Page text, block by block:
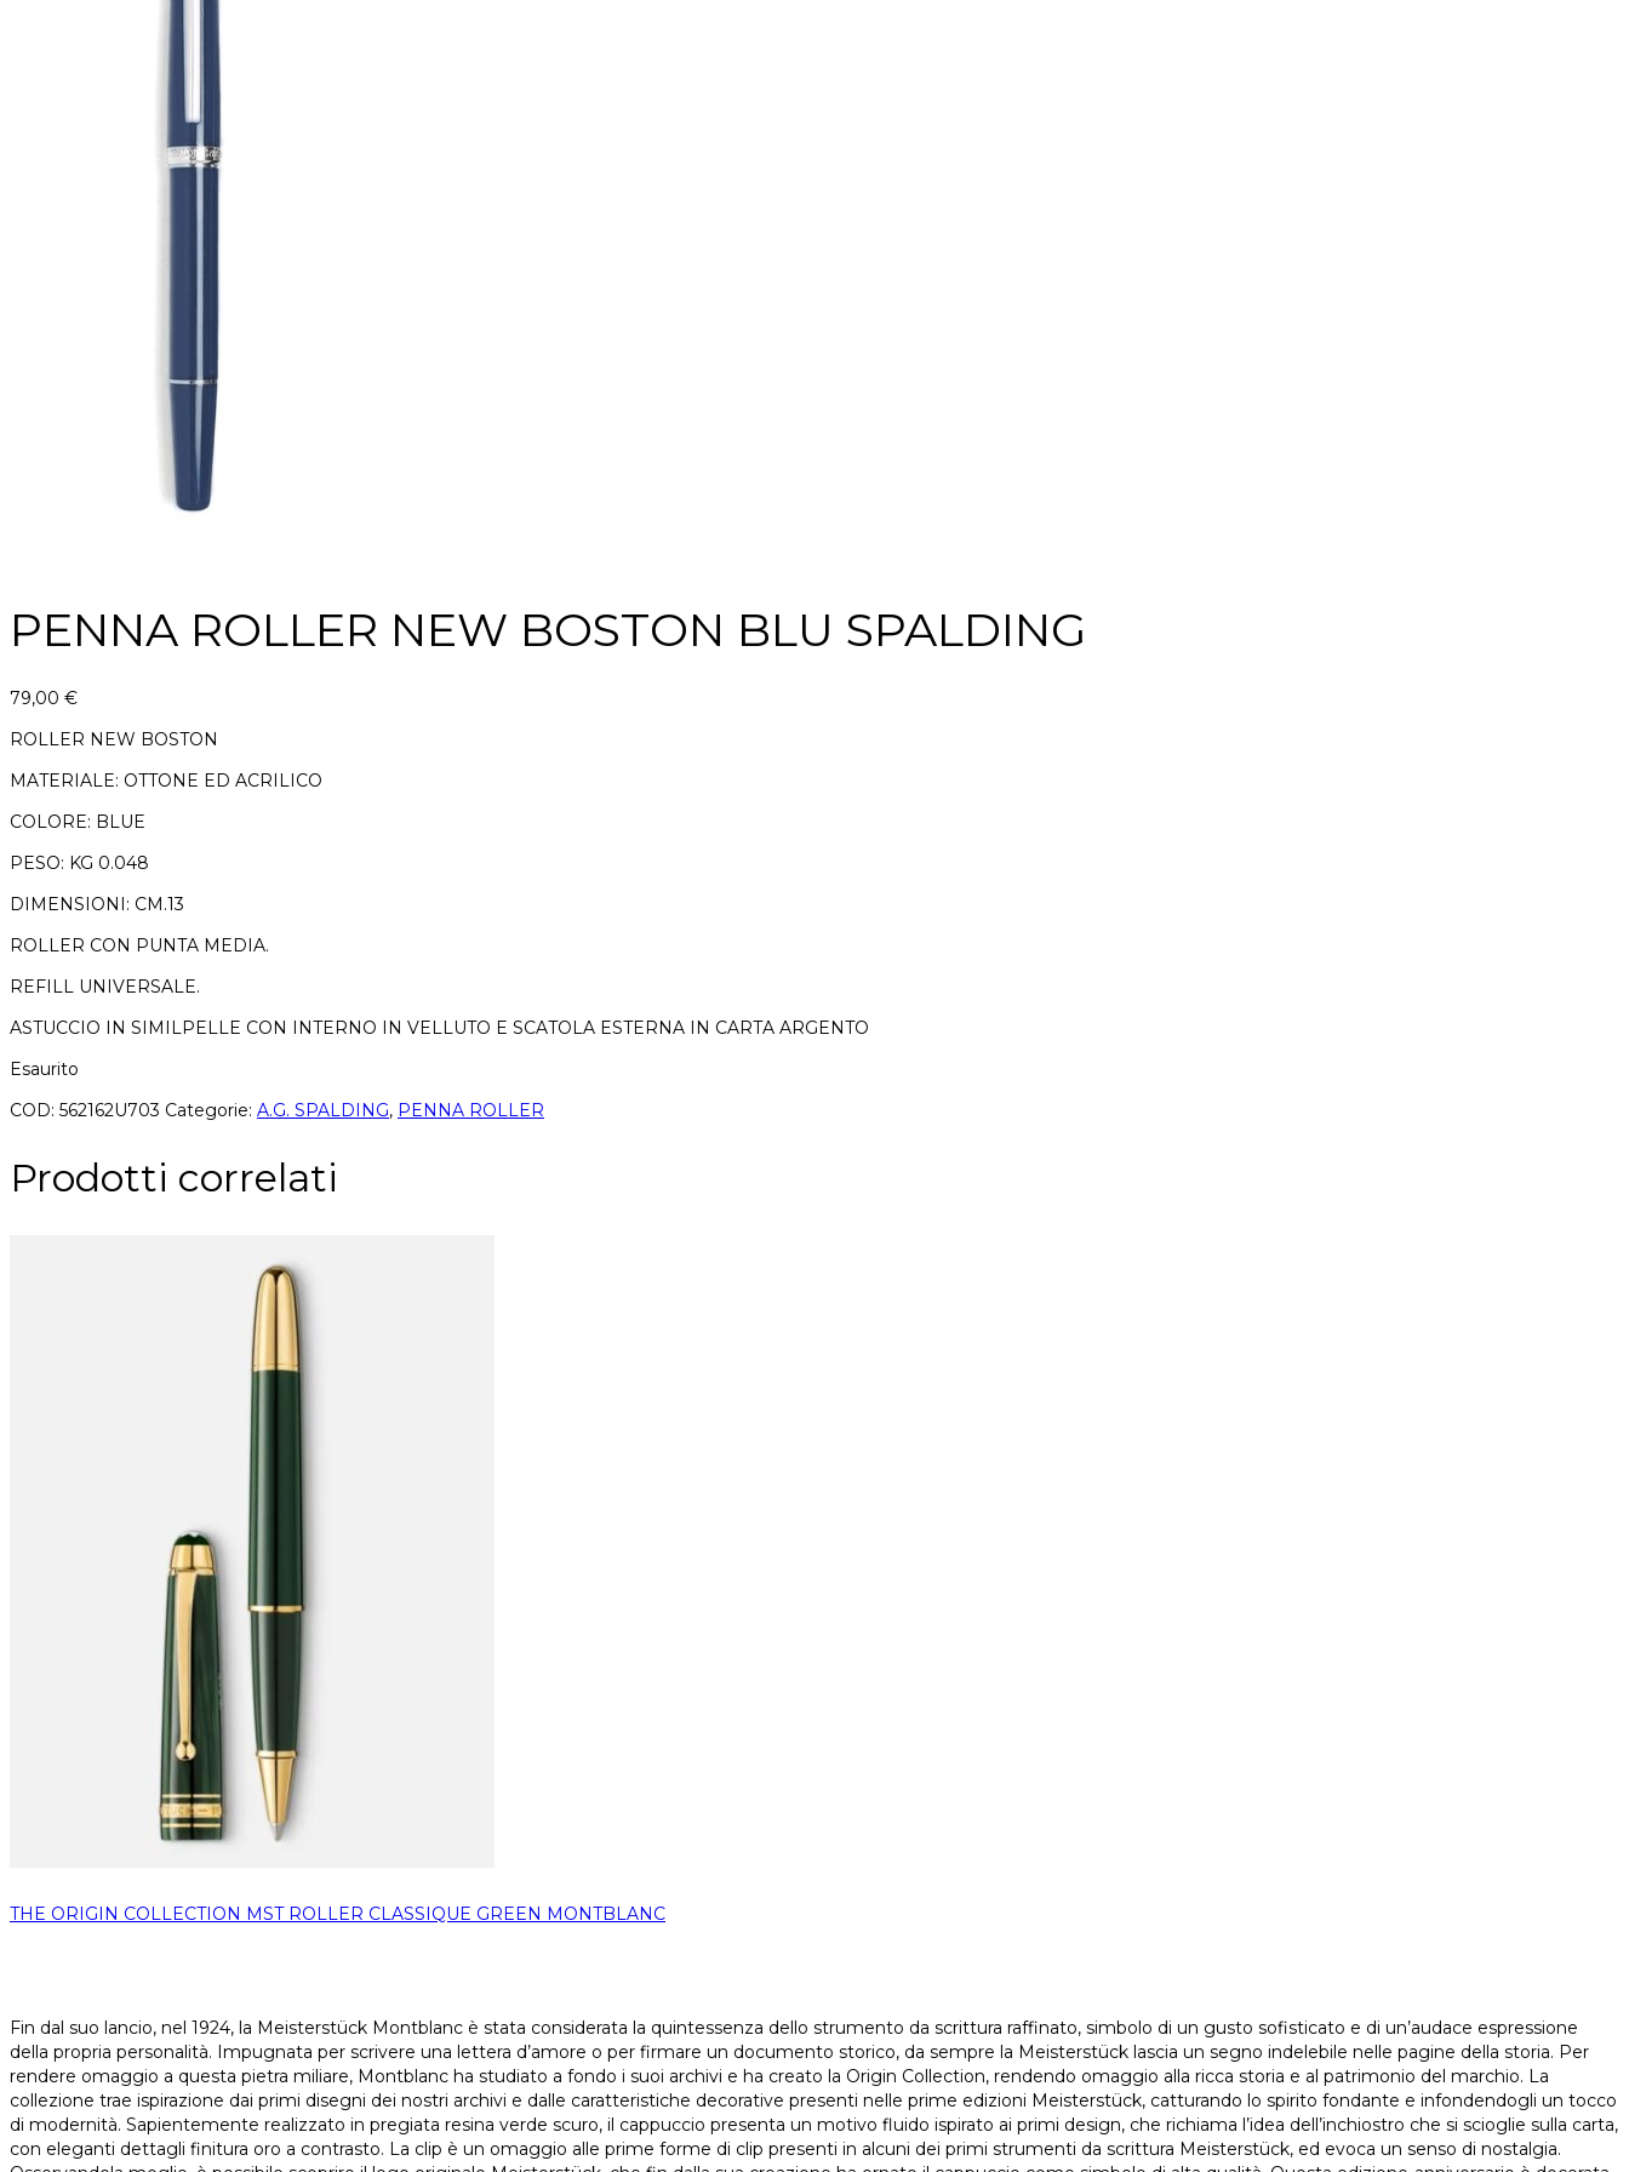
PENNA ROLLER NEW BOSTON BLU SPALDING
79,00 €
ROLLER NEW BOSTON
MATERIALE: OTTONE ED ACRILICO
COLORE: BLUE
PESO: KG 0.048
DIMENSIONI: CM.13
ROLLER CON PUNTA MEDIA.
REFILL UNIVERSALE.
ASTUCCIO IN SIMILPELLE CON INTERNO IN VELLUTO E SCATOLA ESTERNA IN CARTA ARGENTO
Esaurito
COD: 562162U703 Categorie: A.G. SPALDING, PENNA ROLLER
Prodotti correlati
THE ORIGIN COLLECTION MST ROLLER CLASSIQUE GREEN MONTBLANC
Fin dal suo lancio, nel 1924, la Meisterstück Montblanc è stata considerata la quintessenza dello strumento da scrittura raffinato, simbolo di un gusto sofisticato e di un’audace espressione
della propria personalità. Impugnata per scrivere una lettera d’amore o per firmare un documento storico, da sempre la Meisterstück lascia un segno indelebile nelle pagine della storia. Per
rendere omaggio a questa pietra miliare, Montblanc ha studiato a fondo i suoi archivi e ha creato la Origin Collection, rendendo omaggio alla ricca storia e al patrimonio del marchio. La
collezione trae ispirazione dai primi disegni dei nostri archivi e dalle caratteristiche decorative presenti nelle prime edizioni Meisterstück, catturando lo spirito fondante e infondendogli un tocco
di modernità. Sapientemente realizzato in pregiata resina verde scuro, il cappuccio presenta un motivo fluido ispirato ai primi design, che richiama l’idea dell’inchiostro che si scioglie sulla carta,
con eleganti dettagli finitura oro a contrasto. La clip è un omaggio alle prime forme di clip presenti in alcuni dei primi strumenti da scrittura Meisterstück, ed evoca un senso di nostalgia.